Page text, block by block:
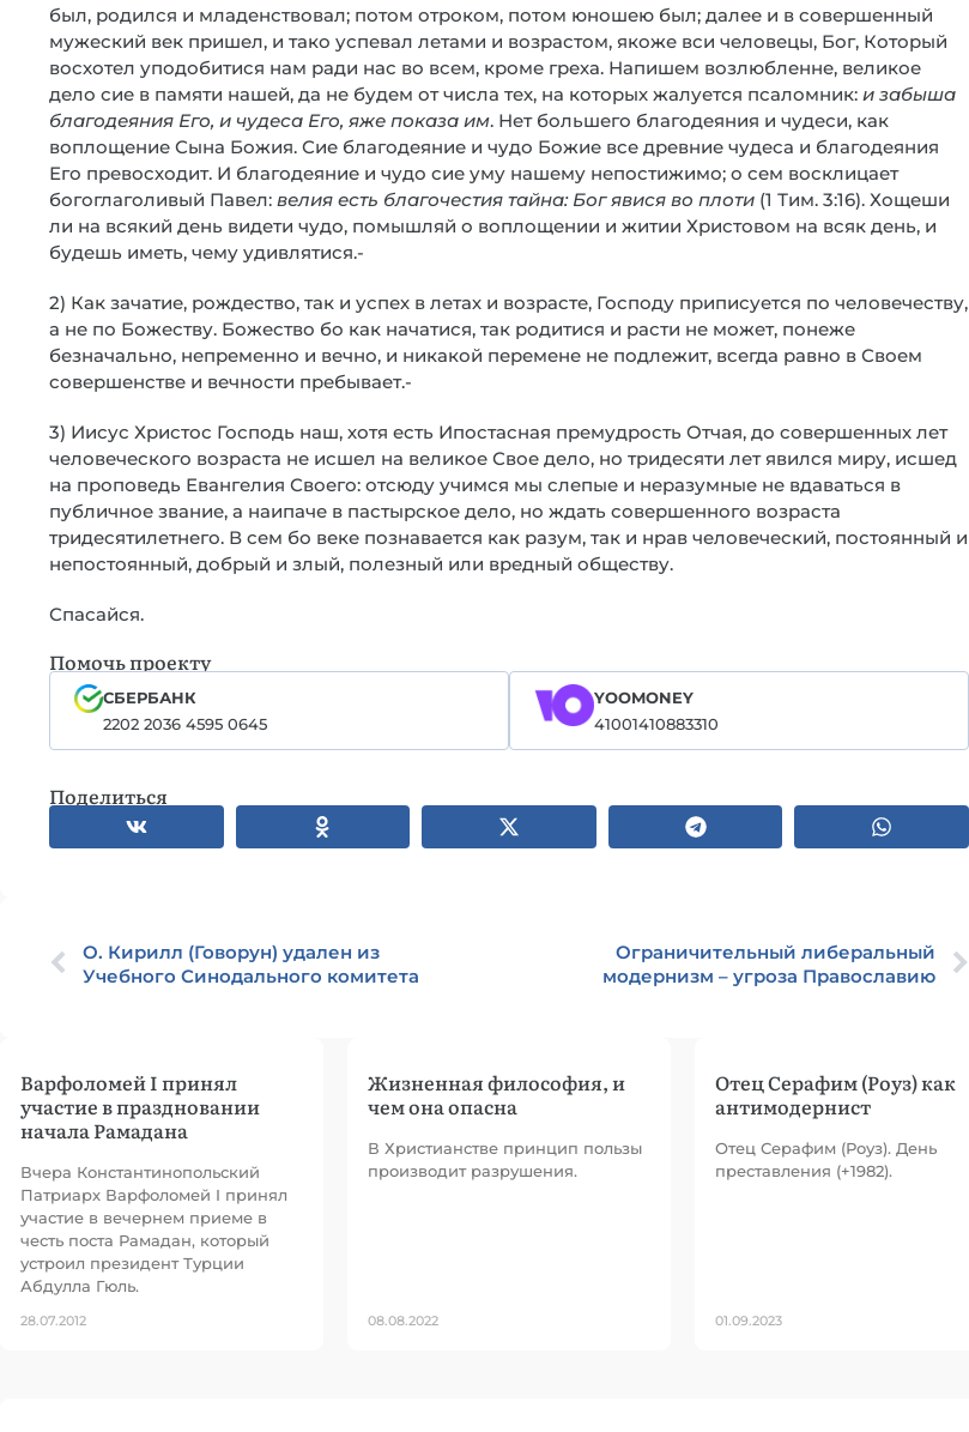
был, родился и младенствовал; потом отроком, потом юношею был; далее и в совершенный
мужеский век пришел, и тако успевал летами и возрастом, якоже вси человецы, Бог, Который
восхотел уподобитися нам ради нас во всем, кроме греха. Напишем возлюбленне, великое
дело сие в памяти нашей, да не будем от числа тех, на которых жалуется псаломник: и забыша
благодеяния Его, и чудеса Его, яже показа им. Нет большего благодеяния и чудеси, как
воплощение Сына Божия. Сие благодеяние и чудо Божие все древние чудеса и благодеяния
Его превосходит. И благодеяние и чудо сие уму нашему непостижимо; о сем восклицает
богоглаголивый Павел: велия есть благочестия тайна: Бог явися во плоти (1 Тим. 3:16). Хощеши
ли на всякий день видети чудо, помышляй о воплощении и житии Христовом на всяк день, и
будешь иметь, чему удивлятися.-
2) Как зачатие, рождество, так и успех в летах и возрасте, Господу приписуется по человечеству,
а не по Божеству. Божество бо как начатися, так родитися и расти не может, понеже
безначально, непременно и вечно, и никакой перемене не подлежит, всегда равно в Своем
совершенстве и вечности пребывает.-
3) Иисус Христос Господь наш, хотя есть Ипостасная премудрость Отчая, до совершенных лет
человеческого возраста не исшел на великое Свое дело, но тридесяти лет явился миру, исшед
на проповедь Евангелия Своего: отсюду учимся мы слепые и неразумные не вдаваться в
публичное звание, а наипаче в пастырское дело, но ждать совершенного возраста
тридесятилетнего. В сем бо веке познавается как разум, так и нрав человеческий, постоянный и
непостоянный, добрый и злый, полезный или вредный обществу.
Спасайся.
Помочь проекту
СБЕРБАНК
2202 2036 4595 0645
YOOMONEY
41001410883310
Поделиться
О. Кирилл (Говорун) удален из
Учебного Синодального комитета
Ограничительный либеральный
модернизм – угроза Православию
Варфоломей I принял
участие в праздновании
начала Рамадана
Вчера Константинопольский
Патриарх Варфоломей I принял
участие в вечернем приеме в
честь поста Рамадан, который
устроил президент Турции
Абдулла Гюль.
28.07.2012
Жизненная философия, и
чем она опасна
В Христианстве принцип пользы
производит разрушения.
08.08.2022
Отец Серафим (Роуз) как
антимодернист
Отец Серафим (Роуз). День
преставления (+1982).
01.09.2023